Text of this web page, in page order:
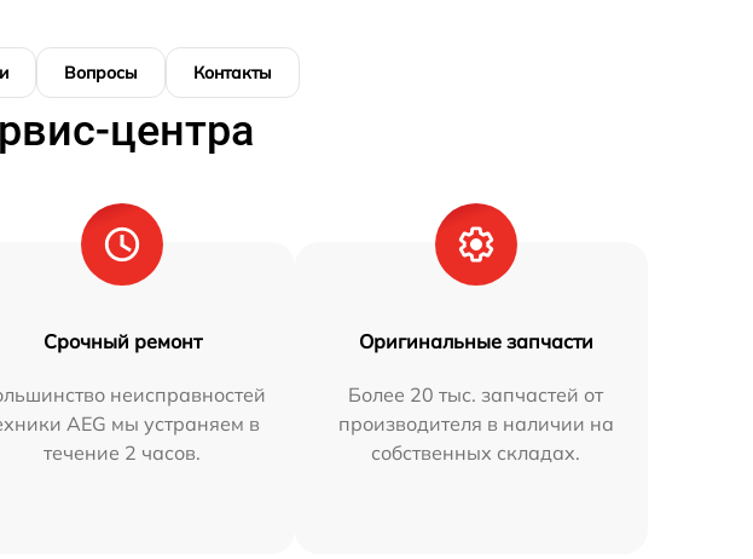
Вопросы Контакты
центра
Срочный ремонт
неисправностей
AEG мы устраняем в
течение 2 часов.
Оригинальные запчасти
Более 20 тыс. запчастей от
производителя в наличии на
собственных складах.